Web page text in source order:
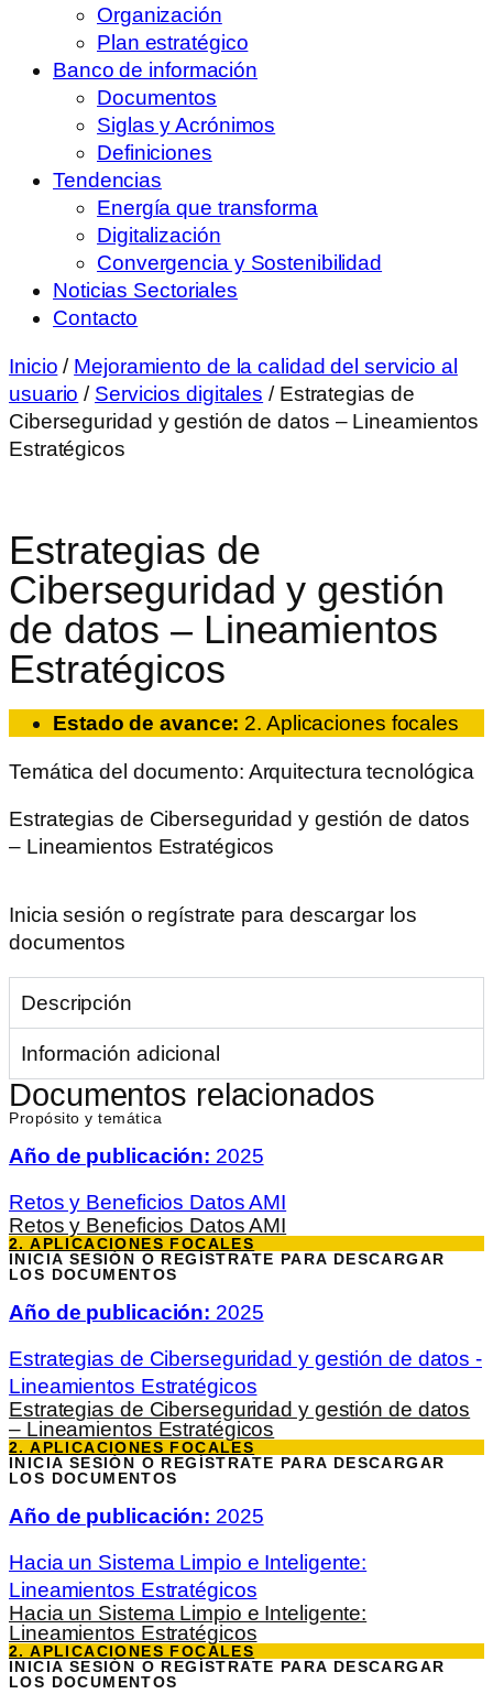
Organización
Plan estratégico
Banco de información
Documentos
Siglas y Acrónimos
Definiciones
Tendencias
Energía que transforma
Digitalización
Convergencia y Sostenibilidad
Noticias Sectoriales
Contacto
Inicio / Mejoramiento de la calidad del servicio al
usuario / Servicios digitales / Estrategias de
Ciberseguridad y gestión de datos – Lineamientos
Estratégicos
Estrategias de
Ciberseguridad y gestión
de datos – Lineamientos
Estratégicos
Estado de avance: 2. Aplicaciones focales
Temática del documento: Arquitectura tecnológica
Estrategias de Ciberseguridad y gestión de datos
– Lineamientos Estratégicos
Inicia sesión o regístrate para descargar los
documentos
Descripción
Información adicional
Documentos relacionados
Propósito y temática
Año de publicación: 2025
Retos y Beneficios Datos AMI
Retos y Beneficios Datos AMI
2. APLICACIONES FOCALES
INICIA SESIÓN O REGÍSTRATE PARA DESCARGAR
LOS DOCUMENTOS
Año de publicación: 2025
Estrategias de Ciberseguridad y gestión de datos -
Lineamientos Estratégicos
Estrategias de Ciberseguridad y gestión de datos
– Lineamientos Estratégicos
2. APLICACIONES FOCALES
INICIA SESIÓN O REGÍSTRATE PARA DESCARGAR
LOS DOCUMENTOS
Año de publicación: 2025
Hacia un Sistema Limpio e Inteligente:
Lineamientos Estratégicos
Hacia un Sistema Limpio e Inteligente:
Lineamientos Estratégicos
2. APLICACIONES FOCALES
INICIA SESIÓN O REGÍSTRATE PARA DESCARGAR
LOS DOCUMENTOS